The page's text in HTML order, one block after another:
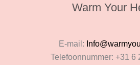
Warm Your
E-mail:
Telefoonnummer: +31 6